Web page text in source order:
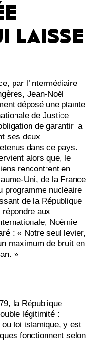
LAISSE
par l’intermédiaire
Jean-Noël
déposé une plainte
de Justice
de garantir la
ses deux
dans ce pays.
alors que, le
rencontrent en
Uni, de la France
programme nucléaire
de la République
répondre aux
Noémie
: « Notre seul levier,
maximum de bruit en
»
la République
légitimité :
loi islamique, y est
fonctionnent selon